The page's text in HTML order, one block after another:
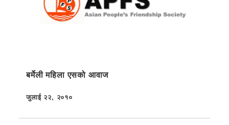
बर्मेली महिला एसको आवाज
प्रकाशित
जुलाई २२, २०१०